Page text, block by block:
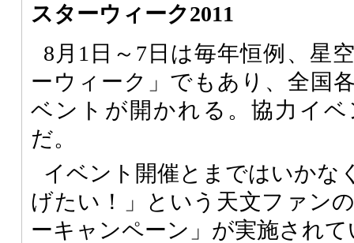
スターウィーク2011
8月1日～7日は毎年恒例、星
ーウィーク」でもあり、全国
ベントが開かれる。協力イ
だ。
イベント開催とまではいかな
げたい！」という天文ファン
ーキャンペーン」が実施されて